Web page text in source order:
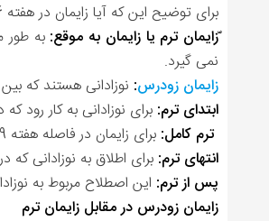
برای توضیح این که آیا زایمان در هفته 36 خطرناک است یا نه،
ّزایمان ترم یا زایمان به موقع:
نمی گیرد.
زایمان زودرس: نوزادانی هستند که بین هفته 34 تا 37 بارداری متولد می شوند و از نظر فیزیولوژیک و
ابتدای ترم: برای نوزادانی به کار رود که در طول هفته 37 تا 38
ترم کامل: برای زایمان در فاصله هفته 39 تا 40 استفاده می شود.
انتهای ترم: برای اطلاق به نوزادانی که در طول هفته 41 به دنیا
پس از ترم: این اصطلاح مربوط به نوزادانی است که در هفته
زایمان زودرس در مقابل زایمان ترم